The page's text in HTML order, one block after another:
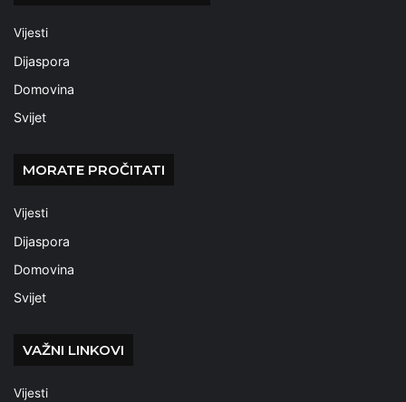
Vijesti
Dijaspora
Domovina
Svijet
MORATE PROČITATI
Vijesti
Dijaspora
Domovina
Svijet
VAŽNI LINKOVI
Vijesti